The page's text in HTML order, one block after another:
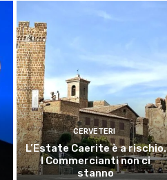
CERVETERI
L’Estate Caerite è a rischio.
I Commercianti non ci
stanno